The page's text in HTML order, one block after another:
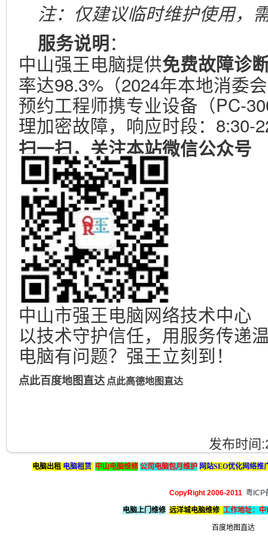
注：仅建议临时维护使用，
服务说明：
中山强王电脑提供免费故障诊
率达98.3%（2024年本地消委
预约工程师携专业设备（PC-
理加密故障，响应时段：8:30-
扫一扫，关注本站微信公众号
中山市强王电脑网络技术中心
以技术守护信任，用服务传递
电脑有问题？强王立刻到！
点此百度地图直达 点此高德地图直达
发布时
电脑出租电脑租赁 中山电脑维修 公司电脑包月维护 网站SEO优化网络推
CopyRight 2006-2011 粤ICP
电脑上门维修 远洋城电脑维修 工作地址：中
百度地图直达